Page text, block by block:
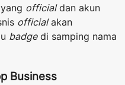
officialdan akun
officialakan
badgedi samping nama
Business